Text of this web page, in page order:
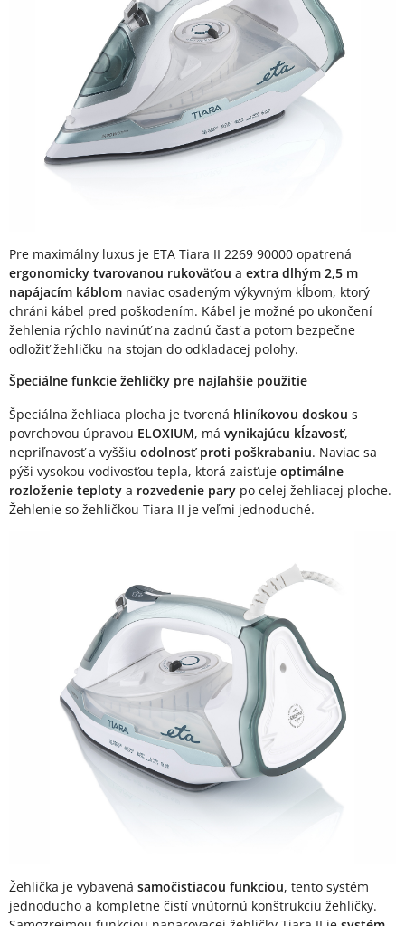
Pre maximálny luxus je ETA Tiara II 2269 90000 opatrená
ergonomicky tvarovanou rukoväťou a extra dlhým 2,5 m
napájacím káblom naviac osadeným výkyvným kĺbom, ktorý
chráni kábel pred poškodením. Kábel je možné po ukončení
žehlenia rýchlo navinúť na zadnú časť a potom bezpečne
odložiť žehličku na stojan do odkladacej polohy.
Špeciálne funkcie žehličky pre najľahšie použitie
Špeciálna žehliaca plocha je tvorená hliníkovou doskou s
povrchovou úpravou ELOXIUM, má vynikajúcu kĺzavosť,
nepriľnavosť a vyššiu odolnosť proti poškrabaniu. Naviac sa
pýši vysokou vodivosťou tepla, ktorá zaisťuje optimálne
rozloženie teploty a rozvedenie pary po celej žehliacej ploche.
Žehlenie so žehličkou Tiara II je veľmi jednoduché.
Žehlička je vybavená samočistiacou funkciou, tento systém
jednoducho a kompletne čistí vnútornú konštrukciu žehličky.